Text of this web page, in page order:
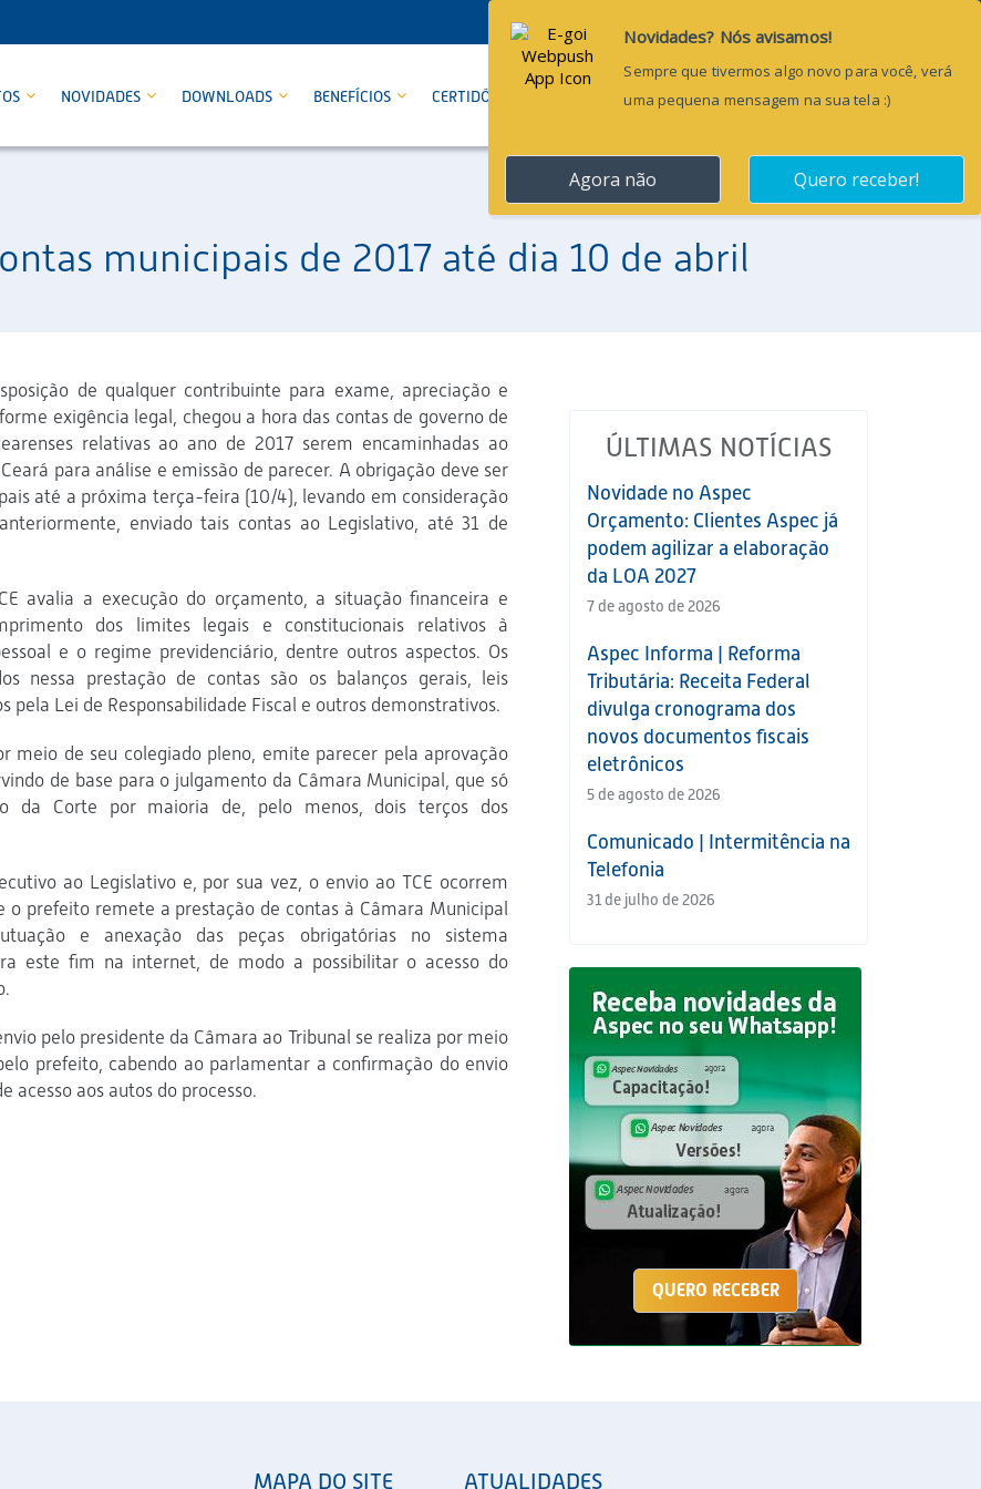
NOVIDADES DOWNLOADS BENEFÍCIOS CERTIDÕES CONTATO Pesquisar...
municipais de 2017 até dia 10 de abril
de qualquer contribuinte para exame, apreciação e
exigência legal, chegou a hora das contas de governo de
relativas ao ano de 2017 serem encaminhadas ao
para análise e emissão de parecer. A obrigação deve ser
até a próxima terça-feira (10/4), levando em consideração
enviado tais contas ao Legislativo, até 31 de
avalia a execução do orçamento, a situação financeira e
dos limites legais e constitucionais relativos à
e o regime previdenciário, dentre outros aspectos. Os
nessa prestação de contas são os balanços gerais, leis
pela Lei de Responsabilidade Fiscal e outros demonstrativos.
meio de seu colegiado pleno, emite parecer pela aprovação
de base para o julgamento da Câmara Municipal, que só
da Corte por maioria de, pelo menos, dois terços dos
ao Legislativo e, por sua vez, o envio ao TCE ocorrem
prefeito remete a prestação de contas à Câmara Municipal
e anexação das peças obrigatórias no sistema
este fim na internet, de modo a possibilitar o acesso do
pelo presidente da Câmara ao Tribunal se realiza por meio
prefeito, cabendo ao parlamentar a confirmação do envio
acesso aos autos do processo.
ÚLTIMAS NOTÍCIAS
Novidade no Aspec
Orçamento: Clientes Aspec já
podem agilizar a elaboração
da LOA 2027
7 de agosto de 2026
Aspec Informa | Reforma
Tributária: Receita Federal
divulga cronograma dos
novos documentos fiscais
eletrônicos
5 de agosto de 2026
Comunicado | Intermitência na
Telefonia
31 de julho de 2026
QUERO RECEBER
MAPA DO SITE ATUALIDADES